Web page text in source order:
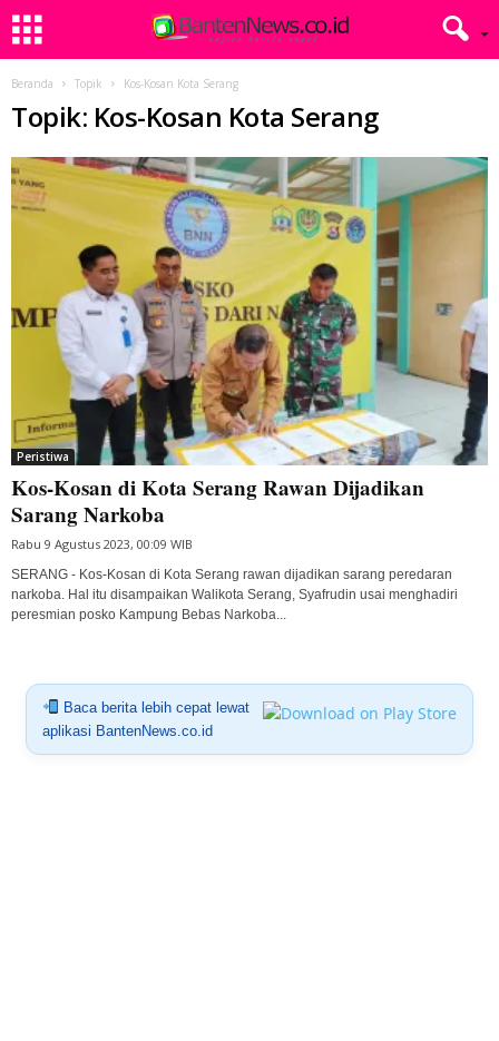
Beranda Topik Kos-Kosan Kota Serang
Topik: Kos-Kosan Kota Serang
Peristiwa
Kos-Kosan di Kota Serang Rawan Dijadikan
Sarang Narkoba
Rabu 9 Agustus 2023, 00:09 WIB
SERANG - Kos-Kosan di Kota Serang rawan dijadikan sarang peredaran
narkoba. Hal itu disampaikan Walikota Serang, Syafrudin usai menghadiri
peresmian posko Kampung Bebas Narkoba...
Baca berita lebih cepat lewat
aplikasi BantenNews.co.id